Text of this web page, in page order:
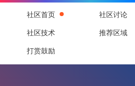
社区首页 社区讨论
社区技术
推荐区域
打赏鼓励